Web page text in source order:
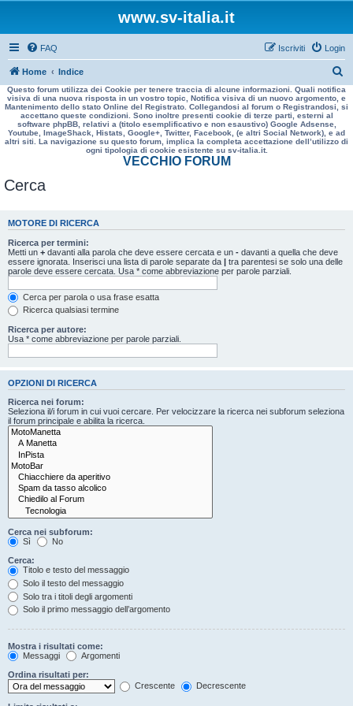
www.sv-italia.it
FAQ Login
Iscriviti
Home Indice
e
r
a
Questo forum utilizza dei Cookie per tenere traccia di alcune informazioni. Quali notifica
visiva di una nuova risposta in un vostro topic, Notifica visiva di un nuovo argomento, e
Mantenimento dello stato Online del Registrato. Collegandosi al forum o Registrandosi, si
accettano queste condizioni. Sono inoltre presenti cookie di terze parti, esterni al
software phpBB, relativi a (titolo esemplificativo e non esaustivo) Google Adsense,
Youtube, ImageShack, Histats, Google+, Twitter, Facebook, (e altri Social Network), e ad
altri siti. La navigazione su questo forum, implica la completa accettazione dell’utilizzo di
ogni tipologia di cookie esistente su sv-italia.it.
VECCHIO FORUM
Cerca
MOTORE DI RICERCA
Ricerca per termini:
Metti un + davanti alla parola che deve essere cercata e un - davanti a quella che deve
essere ignorata. Inserisci una lista di parole separate da | tra parentesi se solo una delle
parole deve essere cercata. Usa * come abbreviazione per parole parziali.
Cerca per parola o usa frase esatta
Ricerca qualsiasi termine
Ricerca per autore:
Usa * come abbreviazione per parole parziali.
OPZIONI DI RICERCA
Ricerca nei forum:
Seleziona il/i forum in cui vuoi cercare. Per velocizzare la ricerca nei subforum seleziona
il forum principale e abilita la ricerca.
Cerca nei subforum:
Sì
No
Cerca:
Titolo e testo del messaggio
Solo il testo del messaggio
Solo tra i titoli degli argomenti
Solo il primo messaggio dell’argomento
Mostra i risultati come:
Messaggi
Argomenti
Ordina risultati per:
Crescente
Decrescente